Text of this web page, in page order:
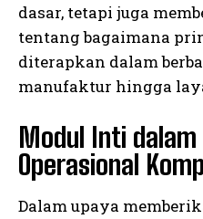
dasar, tetapi juga
tentang bagaimana
diterapkan dalam
manufaktur hingga
Modul Inti
Operasional
Dalam upaya